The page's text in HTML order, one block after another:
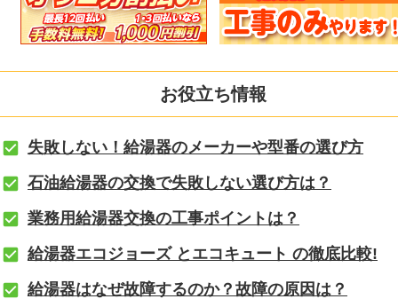
お役立ち情報
失敗しない！給湯器のメーカーや型番の選び方
石油給湯器の交換で失敗しない選び方は？
業務用給湯器交換の工事ポイントは？
給湯器エコジョーズ とエコキュート の徹底比較!
給湯器はなぜ故障するのか？故障の原因は？